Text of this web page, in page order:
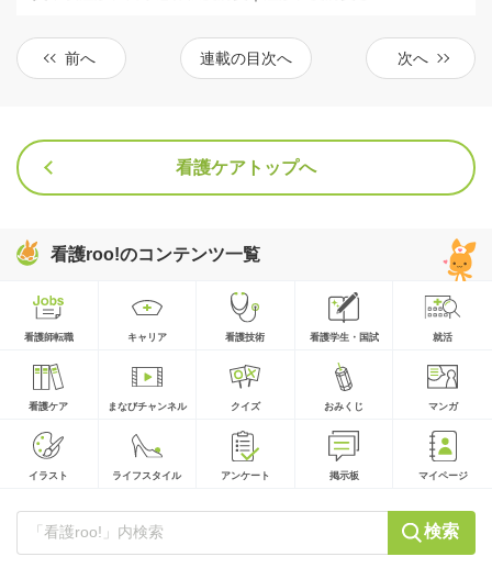
前へ 連載の目次へ 次へ
看護ケアトップへ
看護roo!のコンテンツ一覧
看護師転職 キャリア 看護技術 看護学生・国試 就活
看護ケア まなびチャンネル クイズ おみくじ マンガ
イラスト ライフスタイル アンケート 掲示板 マイページ
検索